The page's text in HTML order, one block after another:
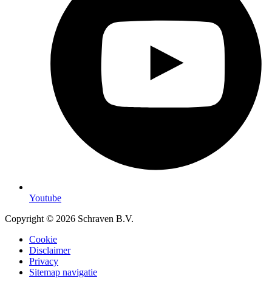
Youtube
Copyright © 2026 Schraven B.V.
Cookie
Disclaimer
Privacy
Sitemap navigatie